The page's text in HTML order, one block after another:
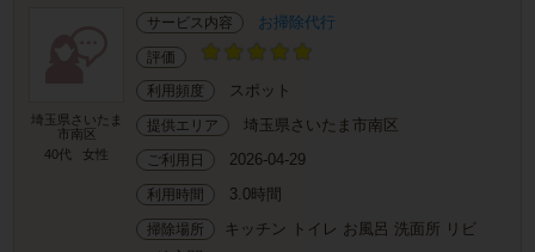
埼玉県さいたま
市南区
40代
女性
サービス内容 お掃除代行
評価
利用頻度 スポット
提供エリア 埼玉県さいたま市南区
ご利用日 2026-04-29
利用時間 3.0時間
掃除場所
キッチン トイレ お風呂 洗面所 リビ